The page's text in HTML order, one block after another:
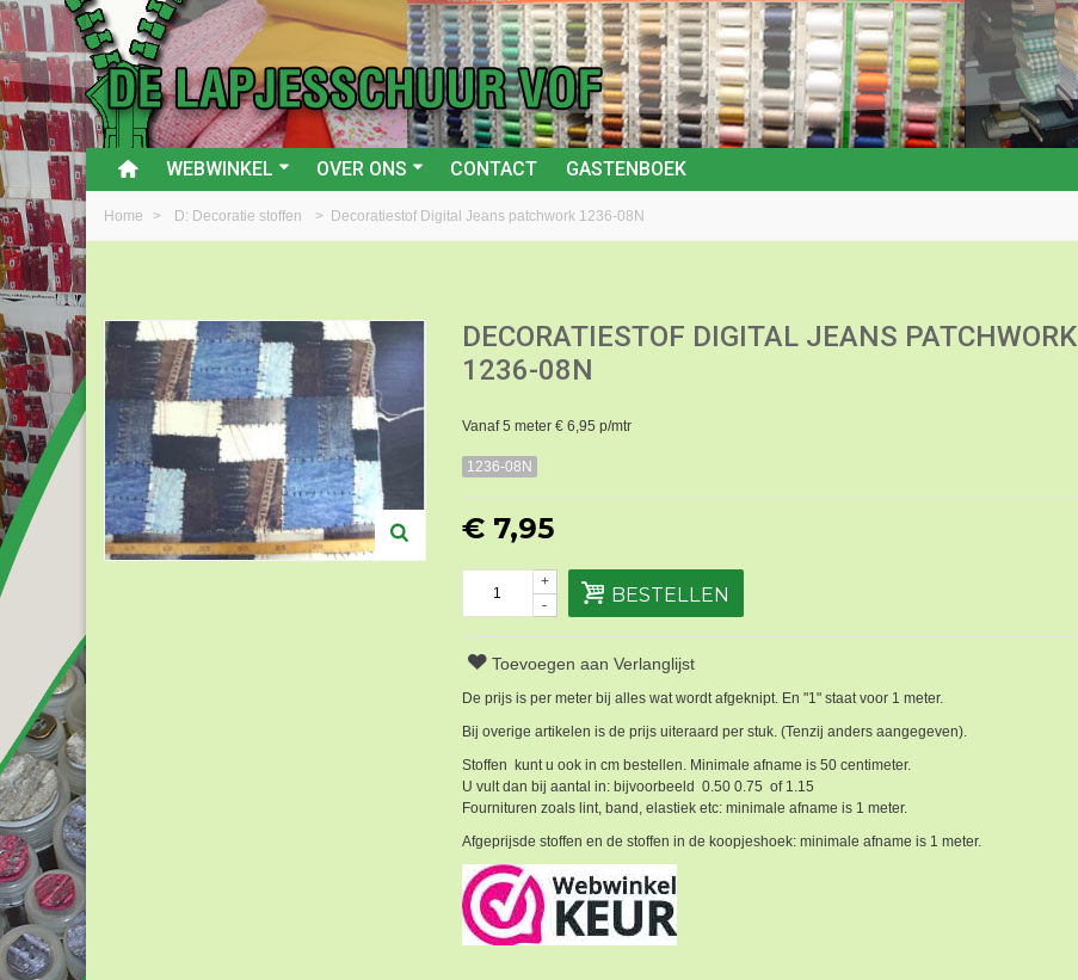
WEBWINKEL OVER ONS CONTACT GASTENBOEK
Home > D: Decoratie stoffen > Decoratiestof Digital Jeans patchwork 1236-08N
DECORATIESTOF DIGITAL JEANS PATCHWORK
1236-08N
Vanaf 5 meter € 6,95 p/mtr
1236-08N
€ 7,95
-
+
BESTELLEN
Toevoegen aan Verlanglijst
De prijs is per meter bij alles wat wordt afgeknipt. En "1" staat voor 1 meter.
Bij overige artikelen is de prijs uiteraard per stuk. (Tenzij anders aangegeven).
Stoffen kunt u ook in cm bestellen. Minimale afname is 50 centimeter.
U vult dan bij aantal in: bijvoorbeeld 0.50 0.75 of 1.15
Fournituren zoals lint, band, elastiek etc: minimale afname is 1 meter.
Afgeprijsde stoffen en de stoffen in de koopjeshoek: minimale afname is 1 meter.